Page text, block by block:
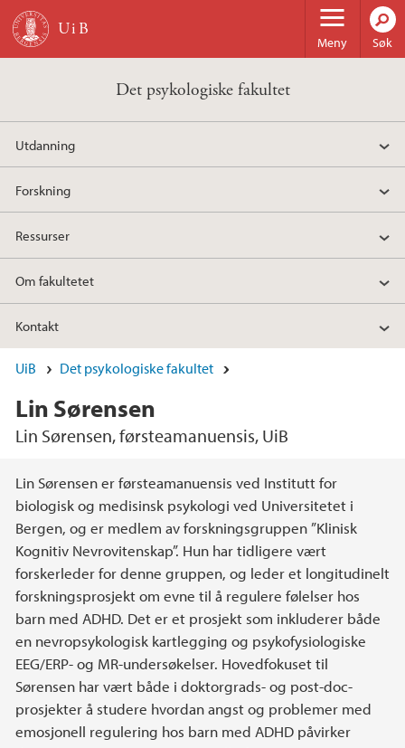
Hopp til hovedinnhold
Meny Søk
Det psykologiske fakultet
Utdanning
Forskning
Ressurser
Om fakultetet
Kontakt
UiB Det psykologiske fakultet
Lin Sørensen
Lin Sørensen, førsteamanuensis, UiB
Hovedinnhold
Lin Sørensen er førsteamanuensis ved Institutt for
biologisk og medisinsk psykologi ved Universitetet i
Bergen, og er medlem av forskningsgruppen ”Klinisk
Kognitiv Nevrovitenskap”. Hun har tidligere vært
forskerleder for denne gruppen, og leder et longitudinelt
forskningsprosjekt om evne til å regulere følelser hos
barn med ADHD. Det er et prosjekt som inkluderer både
en nevropsykologisk kartlegging og psykofysiologiske
EEG/ERP- og MR-undersøkelser. Hovedfokuset til
Sørensen har vært både i doktorgrads- og post-doc-
prosjekter å studere hvordan angst og problemer med
emosjonell regulering hos barn med ADHD påvirker